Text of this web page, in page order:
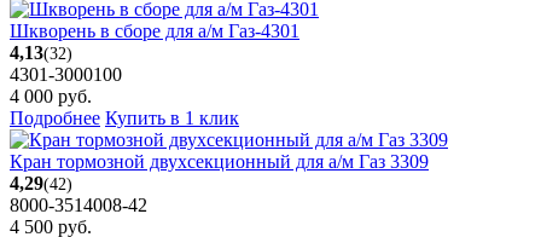
Шкворень в сборе для а/м Газ-4301
4,13(32)
4301-3000100
4 000 руб.
Подробнее Купить в 1 клик
Кран тормозной двухсекционный для а/м Газ 3309
4,29(42)
8000-3514008-42
4 500 руб.